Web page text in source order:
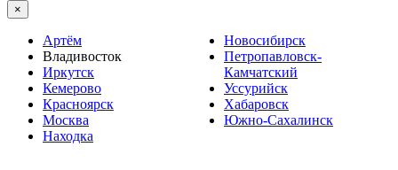
×
Артём
Владивосток
Иркутск
Кемерово
Красноярск
Москва
Находка
Новосибирск
Петропавловск-
Камчатский
Уссурийск
Хабаровск
Южно-Сахалинск